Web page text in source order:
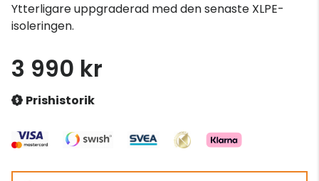
Ytterligare uppgraderad med den senaste XLPE-
isoleringen.
3 990 kr
Prishistorik